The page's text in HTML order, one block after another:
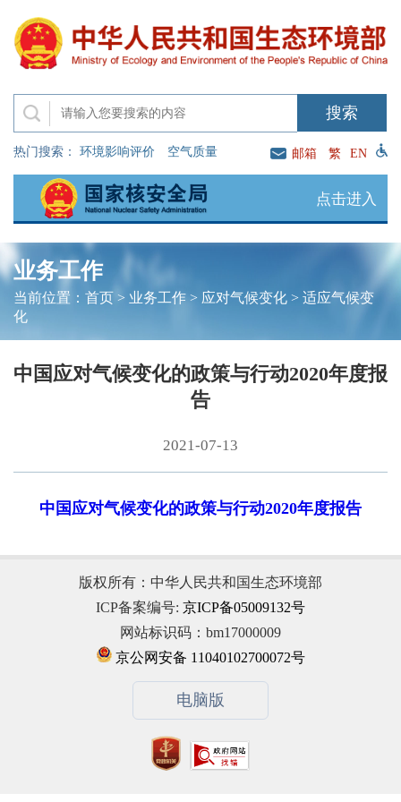
热门搜索： 环境影响评价 空气质量 邮箱 繁 EN
点击进入
业务工作
当前位置： 首页> 业务工作> 应对气候变化> 适应气候变
化
中国应对气候变化的政策与行动2020年度报
告
2021-07-13
中国应对气候变化的政策与行动2020年度报告
版权所有：中华人民共和国生态环境部
ICP备案编号: 京ICP备05009132号
网站标识码：bm17000009
京公网安备 11040102700072号
电脑版